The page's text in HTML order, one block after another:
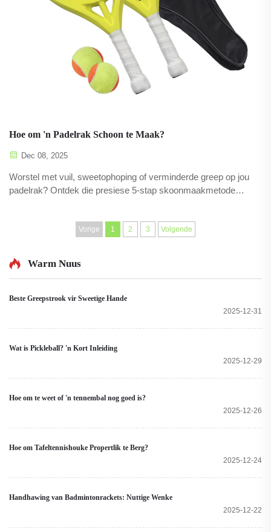
Hoe om 'n Padelrak Schoon te Maak?
Dec 08, 2025
Worstel met vuil, sweetophoping of verminderde greep op jou
padelrak? Ontdek die presiese 5-stap skoonmaakmetode
Vorige 1 2 3 Volgende
Warm Nuus
Beste Greepstrook vir Sweetige Hande
2025-12-31
Wat is Pickleball? 'n Kort Inleiding
2025-12-29
Hoe om te weet of 'n tennembal nog goed is?
2025-12-26
Hoe om Tafeltennishouke Propertlik te Berg?
2025-12-24
Handhawing van Badmintonrackets: Nuttige Wenke
2025-12-22